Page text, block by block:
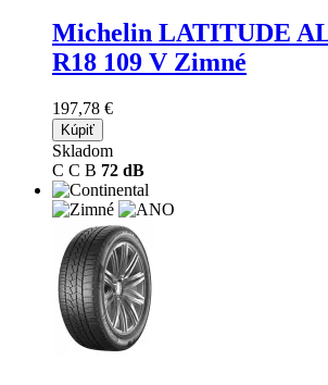
Michelin LATITUDE
R18 109 V Zimné
197,78 €
Kúpiť
Skladom
C C B 72 dB